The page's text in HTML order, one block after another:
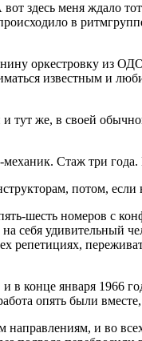
здесь меня ждало
в
оркестровку из
известным и
тут же, в своей
Стаж три года.
потом,
шесть номеров с
себя
репетициях,
в конце января 1966
опять были
и во